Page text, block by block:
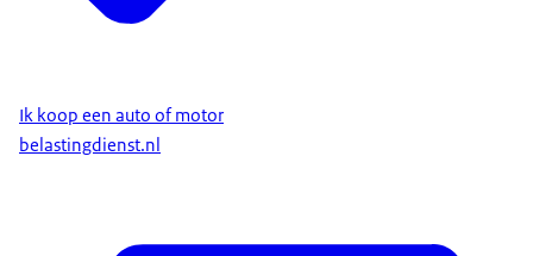
Ik koop een auto of motor
belastingdienst.nl